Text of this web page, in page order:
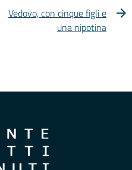
Vedovo, con cinque figli e
una nipotina